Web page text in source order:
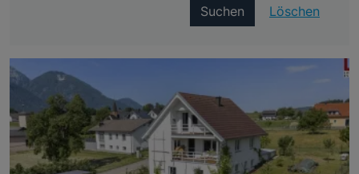
Suchen Löschen